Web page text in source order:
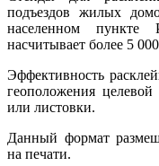
подъездов жилых
населенном
насчитывает более 5
Эффективность
геоположения
или листовки.
Данный формат
на печати.